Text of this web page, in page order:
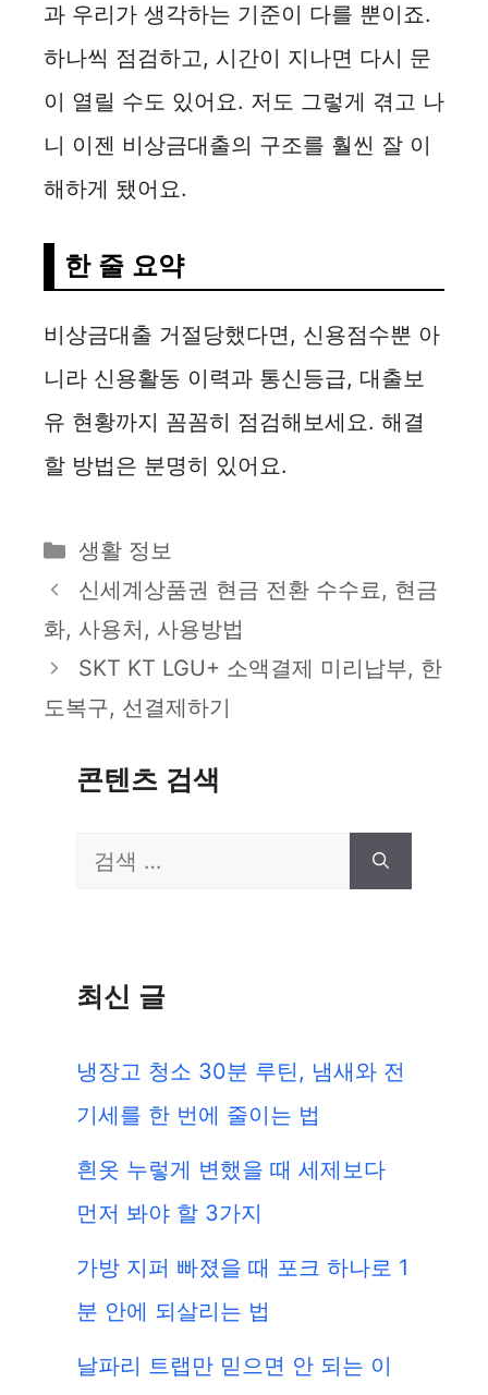
과 우리가 생각하는 기준이 다를 뿐이죠.
하나씩 점검하고, 시간이 지나면 다시 문
이 열릴 수도 있어요. 저도 그렇게 겪고 나
니 이젠 비상금대출의 구조를 훨씬 잘 이
해하게 됐어요.
한 줄 요약
비상금대출 거절당했다면, 신용점수뿐 아
니라 신용활동 이력과 통신등급, 대출보
유 현황까지 꼼꼼히 점검해보세요. 해결
할 방법은 분명히 있어요.
카
테
리
생활 정보
신세계상품권 현금 전환 수수료, 현금
화, 사용처, 사용방법
SKT KT LGU+ 소액결제 미리납부, 한
도복구, 선결제하기
콘텐츠 검색
검
최신 글
냉장고 청소 30분 루틴, 냄새와 전
기세를 한 번에 줄이는 법
흰옷 누렇게 변했을 때 세제보다
먼저 봐야 할 3가지
가방 지퍼 빠졌을 때 포크 하나로 1
분 안에 되살리는 법
날파리 트랩만 믿으면 안 되는 이